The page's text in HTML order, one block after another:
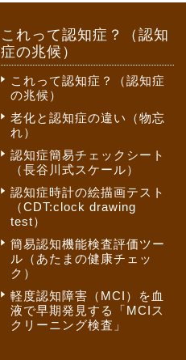
これって認知症？（認知
症の兆候）
これって認知症？（認知症
の兆候）
老化と認知症の違い（物忘
れ）
認知症簡易チェックシート
（長谷川式スケール）
認知症時計の絵描画テスト
（CDT:clock drawing
test）
簡易認知機能検査評価ツー
ル（あたまの健康チェッ
ク）
軽度認知障害（MCI）を血
液で早期発見する「MCIス
クリーニング検査」